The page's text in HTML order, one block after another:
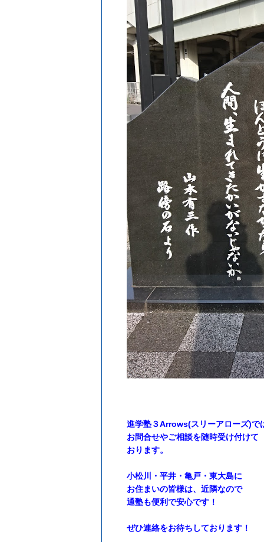
進学塾３Arrows(スリーアローズ)で
お問合せやご相談を随時受け付けて
おり ます。
小松川・平井・亀戸・東大島に
お住まいの皆様は、近隣なので
通塾も便利で安心です！
ぜひ連絡をお待ちしております！